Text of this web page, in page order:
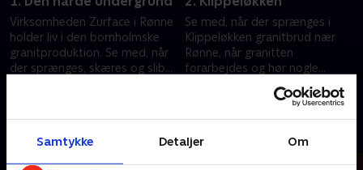
Samtykke Detaljer Om
Virksomheden Zurface i Rønne
holder liv i den bornholmske
granitproduktion. Se med, når
der sprænges, skæres og slibes
Se med, når der sprænges i
Klippeløkken granitbrud nær
Rønne, når granitten
forarbejdes og hør nogle
9. april 2024 • 27 min